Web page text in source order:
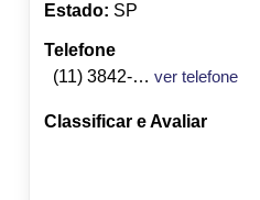
Estado: SP
Telefone
(11) 3842-1122
ver telefone
Classificar e Avaliar